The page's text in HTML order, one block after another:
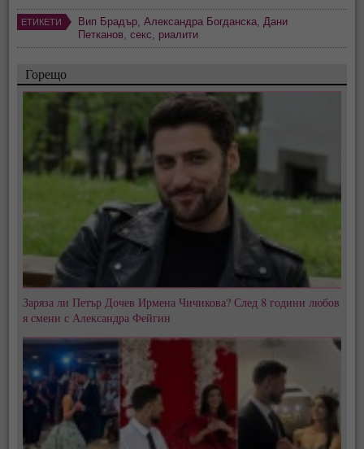
ЕТИКЕТИ Вип Брадър ,Александра Богданска Дани
Петканов ,секс риалити
Горещо
Заряза ли Петър Дочев Ирмена Чичикова? След 8 години любов
я смени с Александра Фейгин